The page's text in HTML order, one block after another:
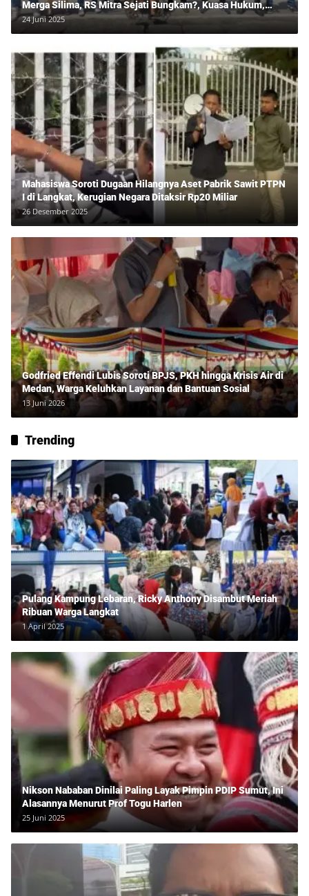
Merga Silima, RS Mitra Sejati Bungkam?, Kuasa Hukum,
Hans Silalahi Dampingi Julita Cari Keadilan
24 Juni 2025
Mahasiswa Soroti Dugaan Hilangnya Aset Pabrik Sawit PTPN
I di Langkat, Kerugian Negara Ditaksir Rp20 Miliar
26 Desember 2025
Godfried Effendi Lubis Soroti BPJS, PKH hingga Krisis Air di
Medan, Warga Keluhkan Layanan dan Bantuan Sosial
13 Juni 2026
Trending
Pulang Kampung Lebaran, Ricky Anthony Disambut Meriah
Ribuan Warga Langkat
1 April 2025
Nikson Nababan Dinilai Paling Layak Pimpin PDIP Sumut, Ini
Alasannya Menurut Prof Togu Harlen
25 Juni 2025